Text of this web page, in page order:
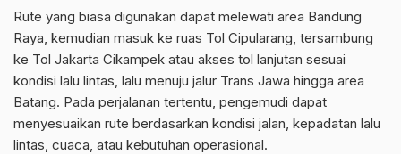
Rute yang biasa digunakan dapat melewati area Bandung
Raya, kemudian masuk ke ruas Tol Cipularang, tersambung
ke Tol Jakarta Cikampek atau akses tol lanjutan sesuai
kondisi lalu lintas, lalu menuju jalur Trans Jawa hingga area
Batang. Pada perjalanan tertentu, pengemudi dapat
menyesuaikan rute berdasarkan kondisi jalan, kepadatan lalu
lintas, cuaca, atau kebutuhan operasional.